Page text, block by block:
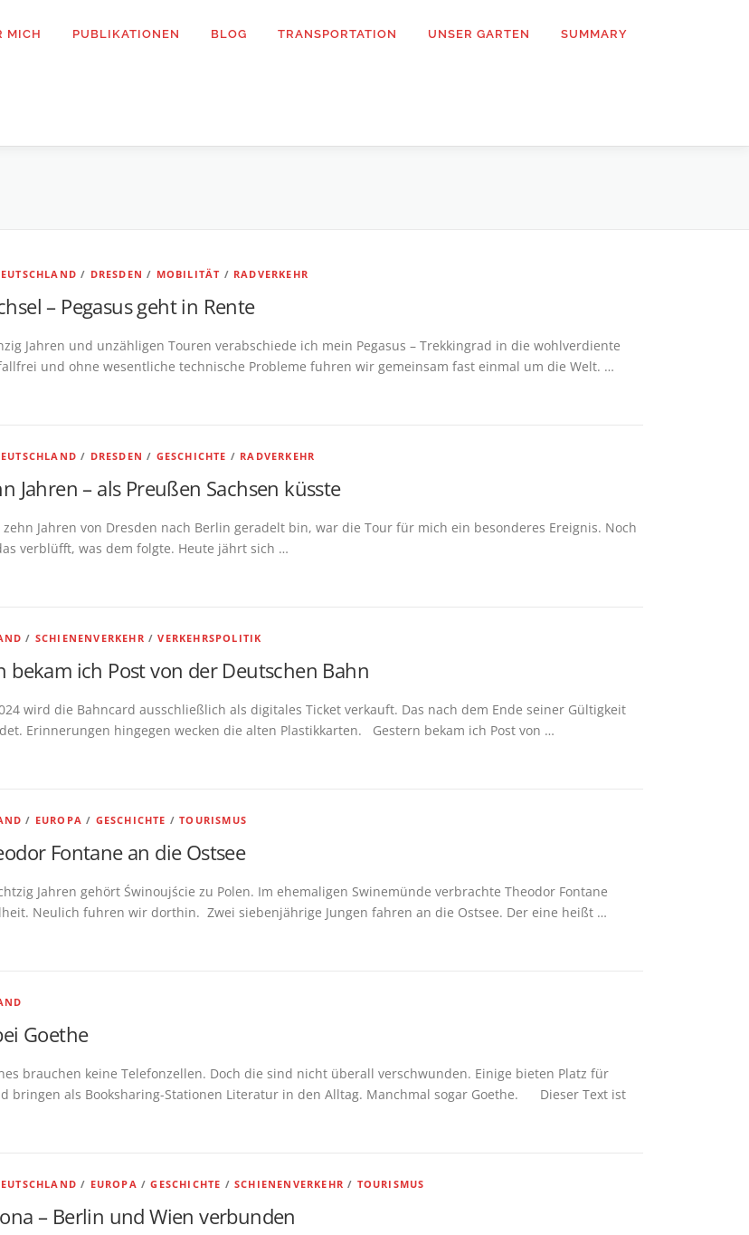
MICH PUBLIKATIONEN BLOG TRANSPORTATION UNSER GARTEN SUMMARY
/ DRESDEN / MOBILITÄT / RADVERKEHR
– Pegasus geht in Rente
Jahren und unzähligen Touren verabschiede ich mein Pegasus – Trekkingrad in die wohlverdiente
und ohne wesentliche technische Probleme fuhren wir gemeinsam fast einmal um die Welt. …
/ DRESDEN / GESCHICHTE / RADVERKEHR
Jahren – als Preußen Sachsen küsste
zehn Jahren von Dresden nach Berlin geradelt bin, war die Tour für mich ein besonderes Ereignis. Noch
verblüfft, was dem folgte. Heute jährt sich …
/ SCHIENENVERKEHR /VERKEHRSPOLITIK
bekam ich Post von der Deutschen Bahn
wird die Bahncard ausschließlich als digitales Ticket verkauft. Das nach dem Ende seiner Gültigkeit
Erinnerungen hingegen wecken die alten Plastikkarten. Gestern bekam ich Post von …
/ EUROPA / GESCHICHTE /TOURISMUS
Fontane an die Ostsee
Jahren gehört Świnoujście zu Polen. Im ehemaligen Swinemünde verbrachte Theodor Fontane
Neulich fuhren wir dorthin. Zwei siebenjährige Jungen fahren an die Ostsee. Der eine heißt …
Goethe
brauchen keine Telefonzellen. Doch die sind nicht überall verschwunden. Einige bieten Platz für
bringen als Booksharing-Stationen Literatur in den Alltag. Manchmal sogar Goethe. Dieser Text ist
/ EUROPA /GESCHICHTE /SCHIENENVERKEHR / TOURISMUS
– Berlin und Wien verbunden